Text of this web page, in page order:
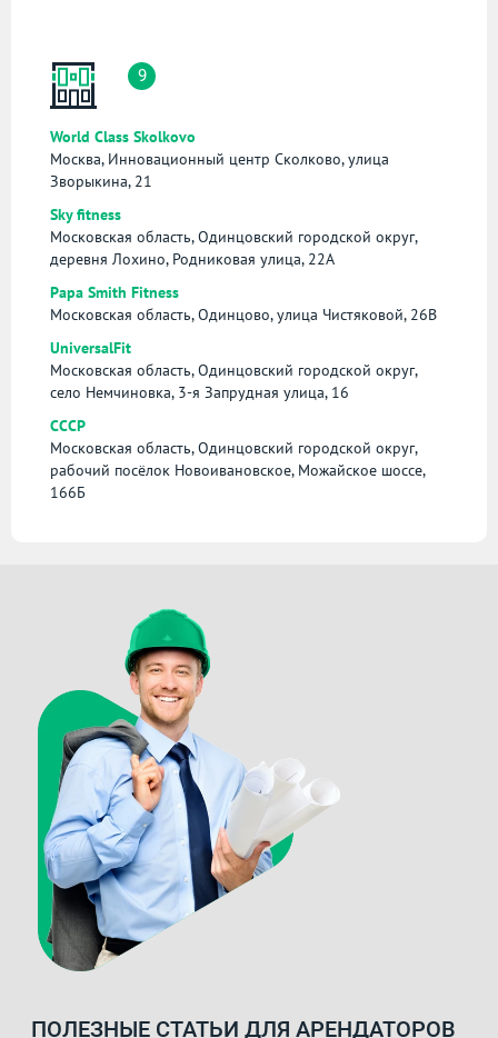
9
World Class Skolkovo
Москва, Инновационный центр Сколково, улица
Зворыкина, 21
Sky fitness
Московская область, Одинцовский городской округ,
деревня Лохино, Родниковая улица, 22А
Papa Smith Fitness
Московская область, Одинцово, улица Чистяковой, 26В
UniversalFit
Московская область, Одинцовский городской округ,
село Немчиновка, 3-я Запрудная улица, 16
СССР
Московская область, Одинцовский городской округ,
рабочий посёлок Новоивановское, Можайское шоссе,
166Б
ПОЛЕЗНЫЕ СТАТЬИ ДЛЯ АРЕНДАТОРОВ